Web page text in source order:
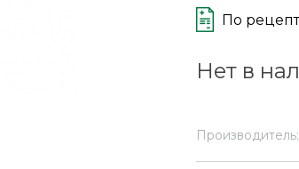
По
Нет в
Производитель: